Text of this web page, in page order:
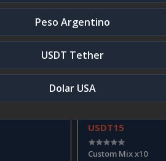
Peso Argentino
USDT Tether
Dolar USA
USDT15
Custom Mix x10